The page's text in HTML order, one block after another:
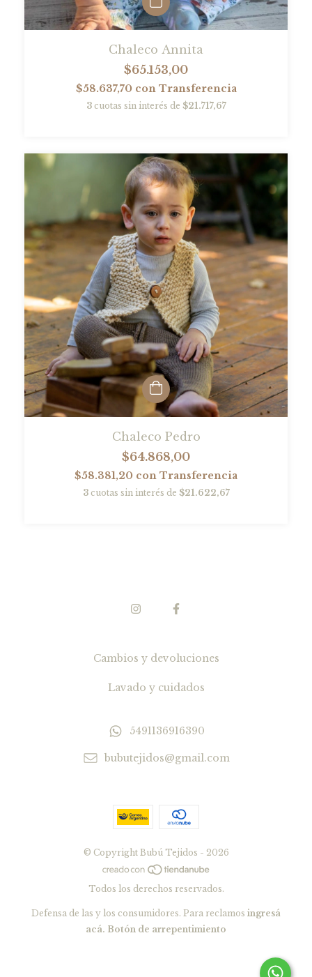
Chaleco Annita
$65.153,00
$58.637,70 con Transferencia
3 cuotas sin interés de $21.717,67
Chaleco Pedro
$64.868,00
$58.381,20 con Transferencia
3 cuotas sin interés de $21.622,67
Cambios y devoluciones
Lavado y cuidados
5491136916390
bubutejidos@gmail.com
© Copyright Bubú Tejidos - 2026
Todos los derechos reservados.
Defensa de las y los consumidores. Para reclamos ingresá
acá. Botón de arrepentimiento